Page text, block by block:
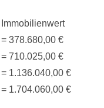
Immobilienwert
= 378.680,00 €
= 710.025,00 €
= 1.136.040,00 €
= 1.704.060,00 €